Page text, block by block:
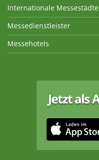
Internationale Messestädte
Messedienstleister
Messehotels